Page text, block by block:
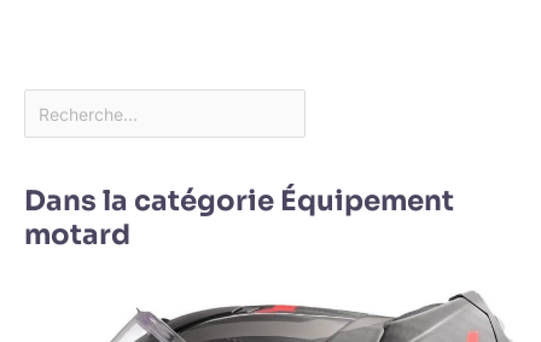
Dans la catégorie Équipement
motard